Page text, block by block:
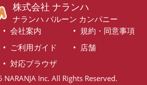
株式会社 ナランハ
ナランハ バルーン カンパニー
会社案内
規約・同意事項
ご利用ガイド
店舗
対応ブラウザ
Inc. All Rights Reserved.